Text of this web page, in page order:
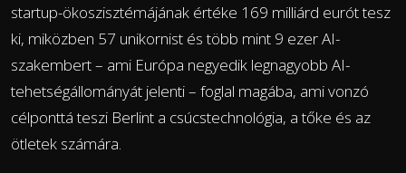
startup-ökoszisztémájának értéke 169 milliárd eurót tesz
ki, miközben 57 unikornist és több mint 9 ezer AI-
szakembert – ami Európa negyedik legnagyobb AI-
tehetségállományát jelenti – foglal magába, ami vonzó
célponttá teszi Berlint a csúcstechnológia, a tőke és az
ötletek számára.